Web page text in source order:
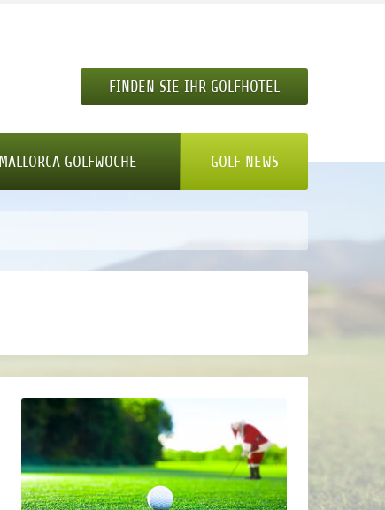
FINDEN SIE IHR GOLFHOTEL
MALLORCA GOLFWOCHE GOLF NEWS